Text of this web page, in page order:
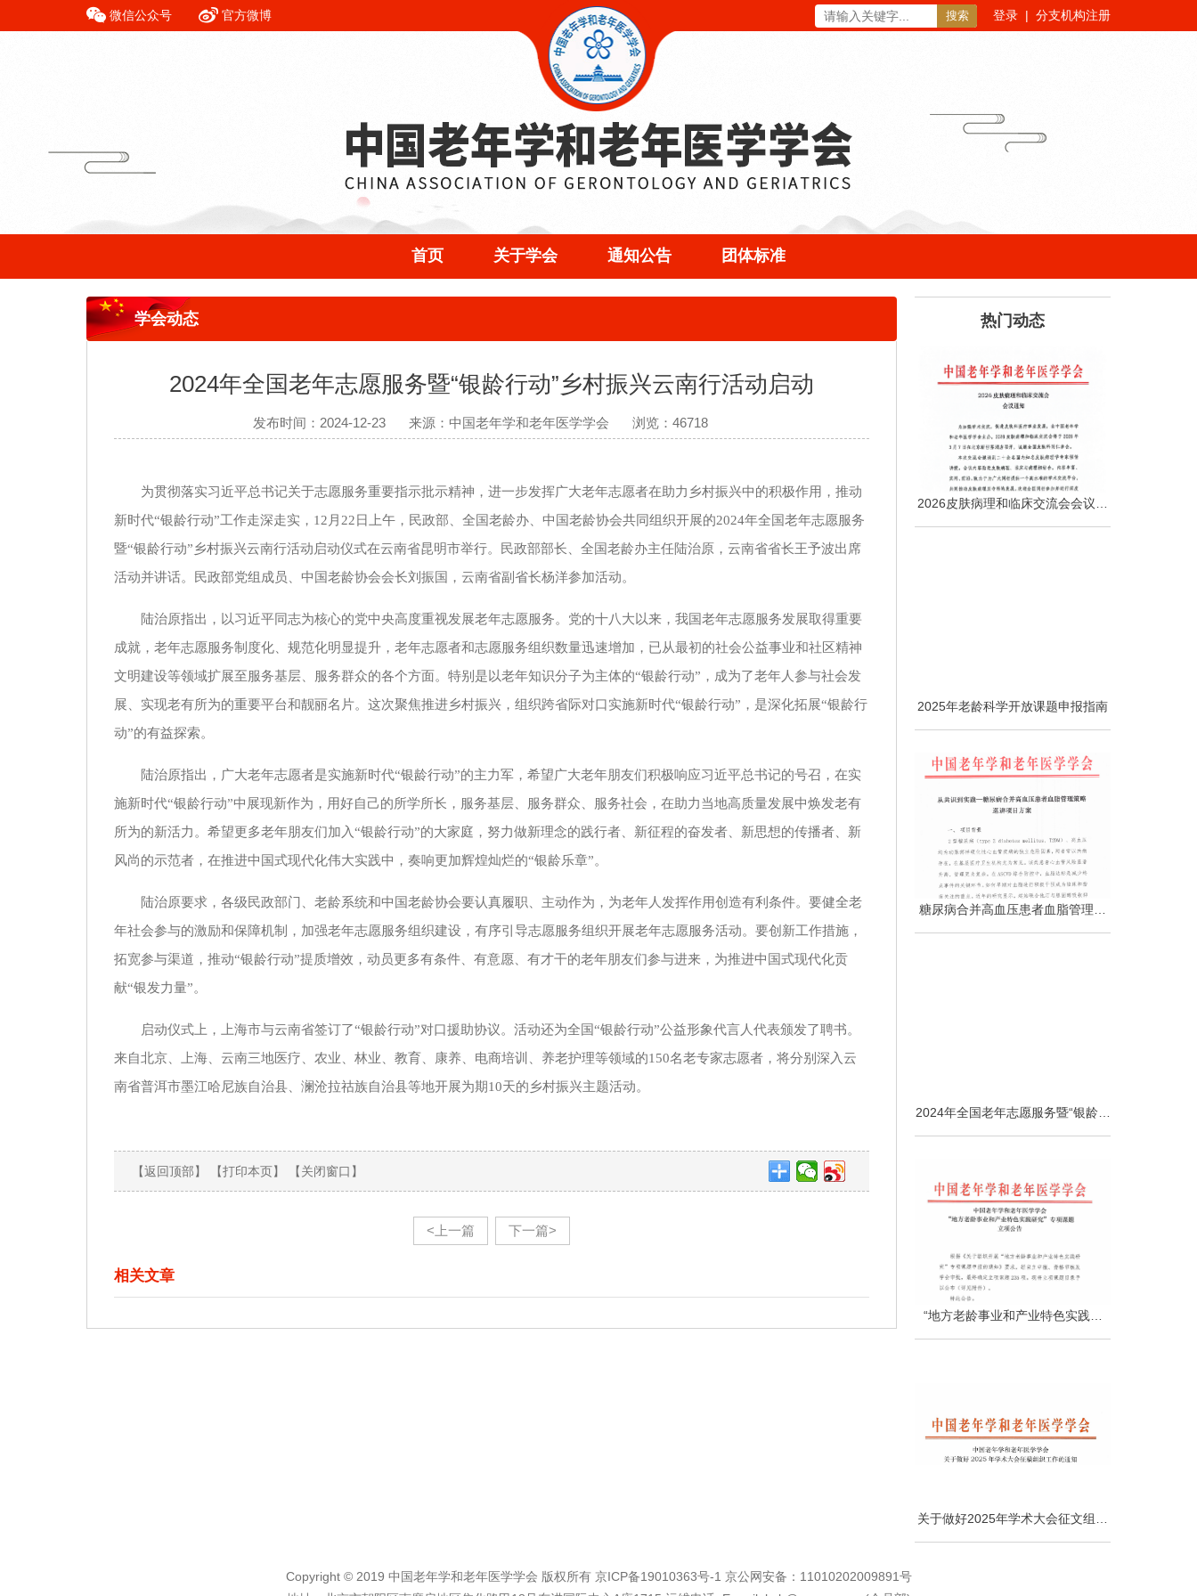
微信公众号 官方微博 搜索 登录 | 分支机构注册
首页 关于学会 通知公告 团体标准
学会动态
2024年全国老年志愿服务暨“银龄行动”乡村振兴云南行活动启动
发布时间：2024-12-23 来源：中国老年学和老年医学学会 浏览：46718
为贯彻落实习近平总书记关于志愿服务重要指示批示精神，进一步发挥广大老年志愿者在助力乡村振兴中的积极作用，推动
新时代“银龄行动”工作走深走实，12月22日上午，民政部、全国老龄办、中国老龄协会共同组织开展的2024年全国老年志愿服务
暨“银龄行动”乡村振兴云南行活动启动仪式在云南省昆明市举行。民政部部长、全国老龄办主任陆治原，云南省省长王予波出席
活动并讲话。民政部党组成员、中国老龄协会会长刘振国，云南省副省长杨洋参加活动。
陆治原指出，以习近平同志为核心的党中央高度重视发展老年志愿服务。党的十八大以来，我国老年志愿服务发展取得重要
成就，老年志愿服务制度化、规范化明显提升，老年志愿者和志愿服务组织数量迅速增加，已从最初的社会公益事业和社区精神
文明建设等领域扩展至服务基层、服务群众的各个方面。特别是以老年知识分子为主体的“银龄行动”，成为了老年人参与社会发
展、实现老有所为的重要平台和靓丽名片。这次聚焦推进乡村振兴，组织跨省际对口实施新时代“银龄行动”，是深化拓展“银龄行
动”的有益探索。
陆治原指出，广大老年志愿者是实施新时代“银龄行动”的主力军，希望广大老年朋友们积极响应习近平总书记的号召，在实
施新时代“银龄行动”中展现新作为，用好自己的所学所长，服务基层、服务群众、服务社会，在助力当地高质量发展中焕发老有
所为的新活力。希望更多老年朋友们加入“银龄行动”的大家庭，努力做新理念的践行者、新征程的奋发者、新思想的传播者、新
风尚的示范者，在推进中国式现代化伟大实践中，奏响更加辉煌灿烂的“银龄乐章”。
陆治原要求，各级民政部门、老龄系统和中国老龄协会要认真履职、主动作为，为老年人发挥作用创造有利条件。要健全老
年社会参与的激励和保障机制，加强老年志愿服务组织建设，有序引导志愿服务组织开展老年志愿服务活动。要创新工作措施，
拓宽参与渠道，推动“银龄行动”提质增效，动员更多有条件、有意愿、有才干的老年朋友们参与进来，为推进中国式现代化贡
献“银发力量”。
启动仪式上，上海市与云南省签订了“银龄行动”对口援助协议。活动还为全国“银龄行动”公益形象代言人代表颁发了聘书。
来自北京、上海、云南三地医疗、农业、林业、教育、康养、电商培训、养老护理等领域的150名老专家志愿者，将分别深入云
南省普洱市墨江哈尼族自治县、澜沧拉祜族自治县等地开展为期10天的乡村振兴主题活动。
【返回顶部】 【打印本页】 【关闭窗口】
<上一篇 下一篇>
相关文章
热门动态
2026皮肤病理和临床交流会会议通
2025年老龄科学开放课题申报指南
糖尿病合并高血压患者血脂管理项
2024年全国老年志愿服务暨“银龄行
“地方老龄事业和产业特色实践研
关于做好2025年学术大会征文组织
Copyright © 2019 中国老年学和老年医学学会 版权所有 京ICP备19010363号-1 京公网安备：11010202009891号